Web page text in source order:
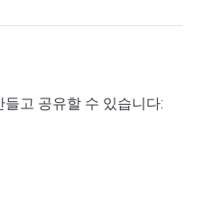
고 공유할 수 있습니다: